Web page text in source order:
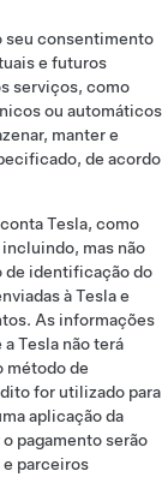
seu consentimento
e futuros
serviços, como
ou automáticos
manter e
de acordo
Tesla, como
mas não
de identificação do
à Tesla e
As informações
Tesla não terá
método de
for utilizado para
aplicação da
pagamento serão
e parceiros